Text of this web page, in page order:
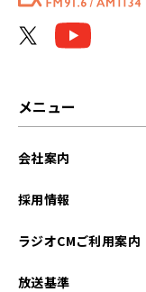
メニュー
会社案内
採用情報
ラジオCMご利用案内
放送基準